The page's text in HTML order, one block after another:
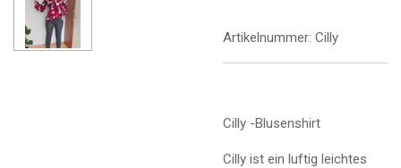
Artikelnummer: Cilly
Cilly -Blusenshirt
Cilly ist ein luftig leichtes